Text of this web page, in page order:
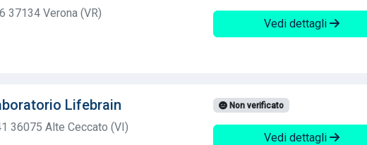
37134 Verona (VR)
Vedi dettagli
Lifebrain
36075 Alte Ceccato (VI)
Non verificato
Vedi dettagli